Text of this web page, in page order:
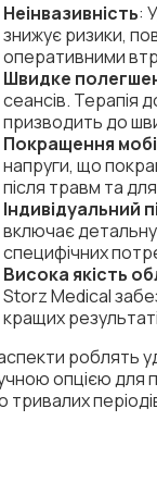
Неінвазивність:
знижує ризики,
оперативними
Швидке
сеансів. Терапія
призводить до
Покращення
напруги, що
після травм та
Індивідуальний
включає детальну
специфічних
Висока якість
Storz Medical
кращих
роблять
опцією для
тривалих